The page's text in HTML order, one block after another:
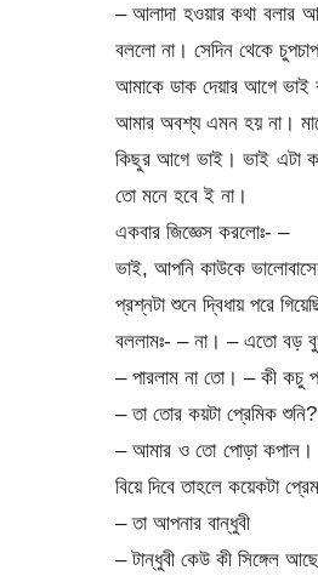
– আলাদা হওয়ার কথা বলার
বললো না। সেদিন থেকে
আমাকে ডাক দেয়ার আগে ভাই
আমার অবশ্য এমন হয় না।
কিছুর আগে ভাই। ভাই এটা
তো মনে হবে ই না।
একবার জিজ্ঞেস করলোঃ- –
ভাই, আপনি কাউকে
প্রশ্নটা শুনে দ্বিধায় পরে
বললামঃ- – না। – এতো বড়
– পারলাম না তো। – কী কচু
– তা তোর কয়টা প্রেমিক শুনি?
– আমার ও তো পোড়া কপাল।
বিয়ে দিবে তাহলে কয়েকটা
– তা আপনার বান্ধুবী
– টান্ধুবী কেউ কী সিঙ্গেল